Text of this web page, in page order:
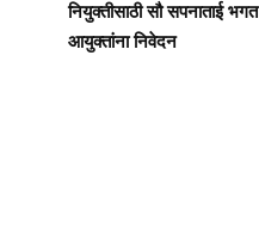
नियुक्तीसाठी सौ सपनाताई
आयुक्तांना निवेदन